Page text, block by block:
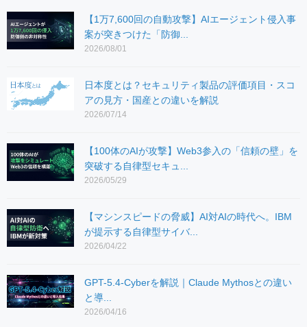
【1万7,600回の自動攻撃】AIエージェント侵入事
案が突きつけた「防御...
2026/08/01
日本度とは？セキュリティ製品の評価項目・スコ
アの見方・国産との違いを解説
2026/07/14
【100体のAIが攻撃】Web3参入の「信頼の壁」を
突破する自律型セキュ...
2026/05/29
【マシンスピードの脅威】AI対AIの時代へ。IBM
が提示する自律型サイバ...
2026/04/22
GPT-5.4-Cyberを解説｜Claude Mythosとの違い
と導...
2026/04/16